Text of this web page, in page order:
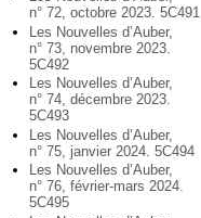
n° 72, octobre 2023. 5C491
Les Nouvelles d’Auber,
n° 73, novembre 2023.
5C492
Les Nouvelles d’Auber,
n° 74, décembre 2023.
5C493
Les Nouvelles d’Auber,
n° 75, janvier 2024. 5C494
Les Nouvelles d’Auber,
n° 76, février-mars 2024.
5C495